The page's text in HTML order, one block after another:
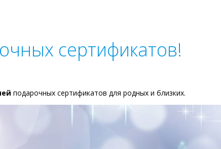
сертификатов!
подарочных сертификатов для родных и близких.